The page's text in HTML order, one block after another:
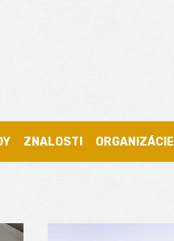
ZNALOSTI ORGANIZÁCIE